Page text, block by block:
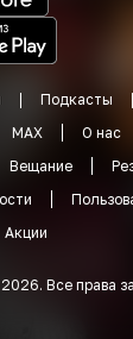
Подкасты
MAX О нас
Вещание
Акции
2026. Все права